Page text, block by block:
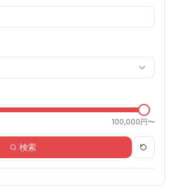
100,000円〜
検索